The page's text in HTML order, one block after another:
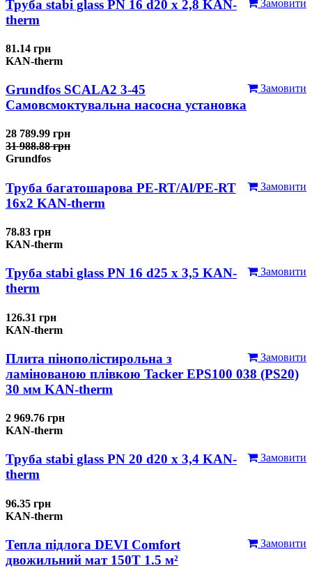
Замовити
Труба stabi glass PN 16 d20 х 2,8 KAN-
therm
81.14 грн
KAN-therm
Замовити
Grundfos SCALA2 3-45
Самовсмоктувальна насосна установка
28 789.99 грн
31 988.88 грн
Grundfos
Замовити
Труба багатошарова PE-RT/Al/PE-RT
16x2 KAN-therm
78.83 грн
KAN-therm
Замовити
Труба stabi glass PN 16 d25 х 3,5 KAN-
therm
126.31 грн
KAN-therm
Замовити
Плита пінополістирольна з
ламінованою плівкою Tacker EPS100 038 (PS20)
30 мм KAN-therm
2 969.76 грн
KAN-therm
Замовити
Труба stabi glass PN 20 d20 х 3,4 KAN-
therm
96.35 грн
KAN-therm
Замовити
Тепла підлога DEVI Comfort
двожильний мат 150T 1.5 м²